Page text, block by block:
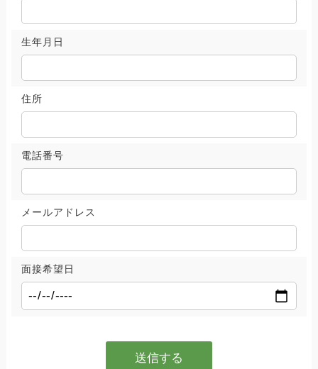
生年月日
住所
電話番号
メールアドレス
面接希望日